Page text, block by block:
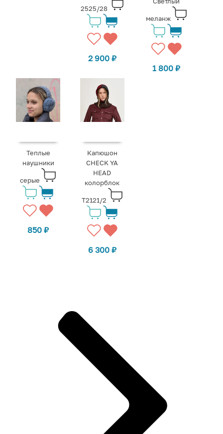
2525/28
2 900 ₽
меланж
1 800₽
Теплые
наушники
серые
850₽
Капюшон
CHECK YA
HEAD
колорблок
Т2121/2
6 300 ₽